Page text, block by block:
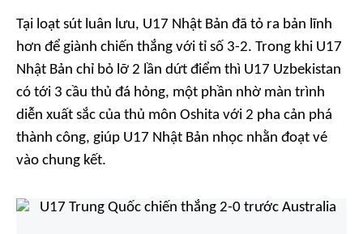
Tại loạt sút luân lưu, U17 Nhật Bản đã tỏ ra bản lĩnh
hơn để giành chiến thắng với tỉ số 3-2. Trong khi U17
Nhật Bản chỉ bỏ lỡ 2 lần dứt điểm thì U17 Uzbekistan
có tới 3 cầu thủ đá hỏng, một phần nhờ màn trình
diễn xuất sắc của thủ môn Oshita với 2 pha cản phá
thành công, giúp U17 Nhật Bản nhọc nhằn đoạt vé
vào chung kết.